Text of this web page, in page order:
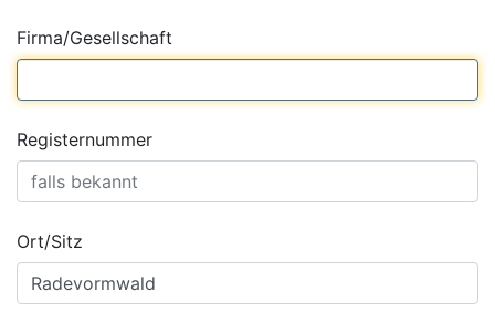
Firma/Gesellschaft
Registernummer
Ort/Sitz